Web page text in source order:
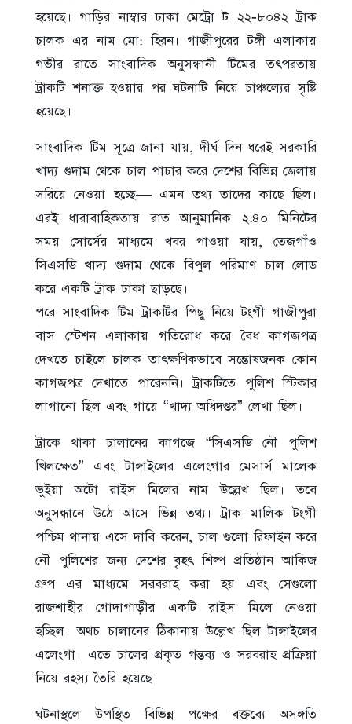
হয়েছে। গাড়ির নাম্বার ঢাকা মেট্রো ট ২২-৮০৪২ ট্রাক
চালক এর নাম মো: হিরন। গাজীপুরের টঙ্গী এলাকায়
গভীর রাতে সাংবাদিক অনুসন্ধানী টিমের তৎপরতায়
ট্রাকটি শনাক্ত হওয়ার পর ঘটনাটি নিয়ে চাঞ্চল্যের সৃষ্টি
হয়েছে।
সাংবাদিক টিম সূত্রে জানা যায়, দীর্ঘ দিন ধরেই সরকারি
খাদ্য গুদাম থেকে চাল পাচার করে দেশের বিভিন্ন জেলায়
সরিয়ে নেওয়া হচ্ছে— এমন তথ্য তাদের কাছে ছিল।
এরই ধারাবাহিকতায় রাত আনুমানিক ২:৪০ মিনিটের
সময় সোর্সের মাধ্যমে খবর পাওয়া যায়, তেজগাঁও
সিএসডি খাদ্য গুদাম থেকে বিপুল পরিমাণ চাল লোড
করে একটি ট্রাক ঢাকা ছাড়ছে।
পরে সাংবাদিক টিম ট্রাকটির পিছু নিয়ে টংগী গাজীপুরা
বাস স্টেশন এলাকায় গতিরোধ করে বৈধ কাগজপত্র
দেখতে চাইলে চালক তাৎক্ষণিকভাবে সন্তোষজনক কোন
কাগজপত্র দেখাতে পারেননি। ট্রাকটিতে পুলিশ স্টিকার
লাগানো ছিল এবং গায়ে “খাদ্য অধিদপ্তর” লেখা ছিল।
ট্রাকে থাকা চালানের কাগজে “সিএসডি নৌ পুলিশ
খিলক্ষেত” এবং টাঙ্গাইলের এলেংগার মেসার্স মালেক
ভুইয়া অটো রাইস মিলের নাম উল্লেখ ছিল। তবে
অনুসন্ধানে উঠে আসে ভিন্ন তথ্য। ট্রাক মালিক টংগী
পশ্চিম থানায় এসে দাবি করেন, চাল গুলো রিফাইন করে
নৌ পুলিশের জন্য দেশের বৃহৎ শিল্প প্রতিষ্ঠান আকিজ
গ্রুপ এর মাধ্যমে সরবরাহ করা হয় এবং সেগুলো
রাজশাহীর গোদাগাড়ীর একটি রাইস মিলে নেওয়া
হচ্ছিল। অথচ চালানের ঠিকানায় উল্লেখ ছিল টাঙ্গাইলের
এলেংগা। এতে চালের প্রকৃত গন্তব্য ও সরবরাহ প্রক্রিয়া
নিয়ে রহস্য তৈরি হয়েছে।
ঘটনাস্থলে উপস্থিত বিভিন্ন পক্ষের বক্তব্যে অসঙ্গতি